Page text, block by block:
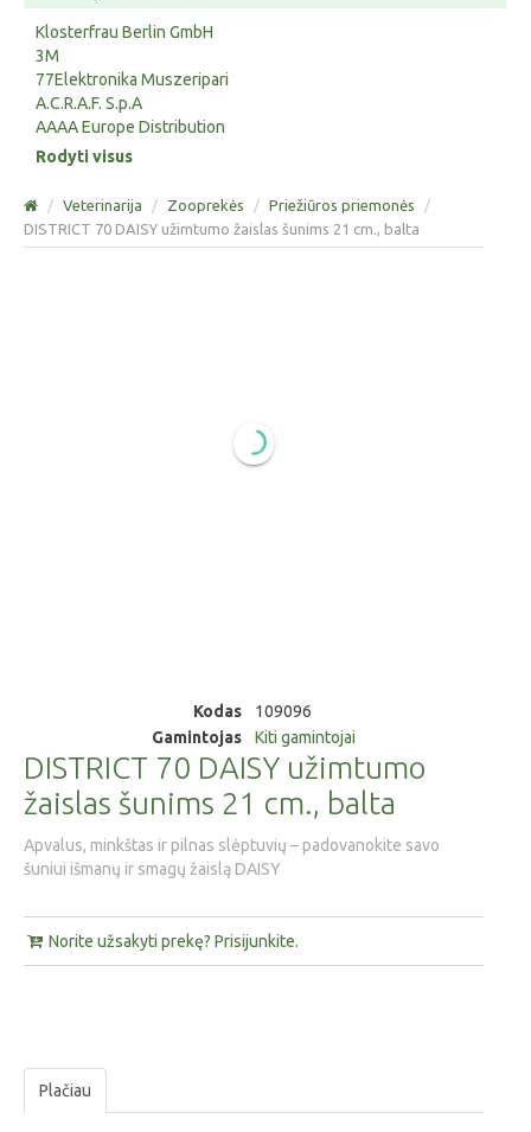
Klosterfrau Berlin GmbH
3M
77Elektronika Muszeripari
A.C.R.A.F. S.p.A
AAAA Europe Distribution
Rodyti visus
/ Veterinarija / Zooprekės / Priežiūros priemonės
/
DISTRICT 70 DAISY užimtumo žaislas šunims 21 cm., balta
Kodas
109096
Gamintojas
Kiti gamintojai
DISTRICT 70 DAISY užimtumo
žaislas šunims 21 cm., balta
Apvalus, minkštas ir pilnas slėptuvių – padovanokite savo
šuniui išmanų ir smagų žaislą DAISY
Norite užsakyti prekę? Prisijunkite.
Plačiau